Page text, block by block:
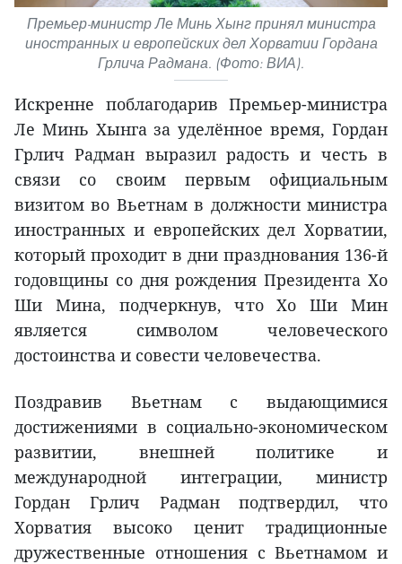
Премьер-министр Ле Минь Хынг принял министра
иностранных и европейских дел Хорватии Гордана
Грлича Радмана. (Фото: ВИА).
Искренне поблагодарив Премьер-министра
Ле Минь Хынга за уделённое время, Гордан
Грлич Радман выразил радость и честь в
связи со своим первым официальным
визитом во Вьетнам в должности министра
иностранных и европейских дел Хорватии,
который проходит в дни празднования 136-й
годовщины со дня рождения Президента Хо
Ши Мина, подчеркнув, что Хо Ши Мин
является символом человеческого
достоинства и совести человечества.
Поздравив Вьетнам с выдающимися
достижениями в социально-экономическом
развитии, внешней политике и
международной интеграции, министр
Гордан Грлич Радман подтвердил, что
Хорватия высоко ценит традиционные
дружественные отношения с Вьетнамом и